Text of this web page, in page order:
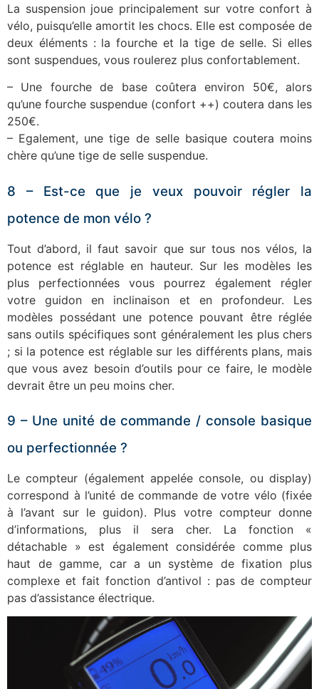
La suspension joue principalement sur votre confort à
vélo, puisqu’elle amortit les chocs. Elle est composée de
deux éléments : la fourche et la tige de selle. Si elles
sont suspendues, vous roulerez plus confortablement.
– Une fourche de base coûtera environ 50€, alors
qu’une fourche suspendue (confort ++) coutera dans les
250€.
– Egalement, une tige de selle basique coutera moins
chère qu’une tige de selle suspendue.
8 – Est-ce que je veux pouvoir régler la
potence de mon vélo ?
Tout d’abord, il faut savoir que sur tous nos vélos, la
potence est réglable en hauteur. Sur les modèles les
plus perfectionnées vous pourrez également régler
votre guidon en inclinaison et en profondeur. Les
modèles possédant une potence pouvant être réglée
sans outils spécifiques sont généralement les plus chers
; si la potence est réglable sur les différents plans, mais
que vous avez besoin d’outils pour ce faire, le modèle
devrait être un peu moins cher.
9 – Une unité de commande / console basique
ou perfectionnée ?
Le compteur (également appelée console, ou display)
correspond à l’unité de commande de votre vélo (fixée
à l’avant sur le guidon). Plus votre compteur donne
d’informations, plus il sera cher. La fonction «
détachable » est également considérée comme plus
haut de gamme, car a un système de fixation plus
complexe et fait fonction d’antivol : pas de compteur
pas d’assistance électrique.